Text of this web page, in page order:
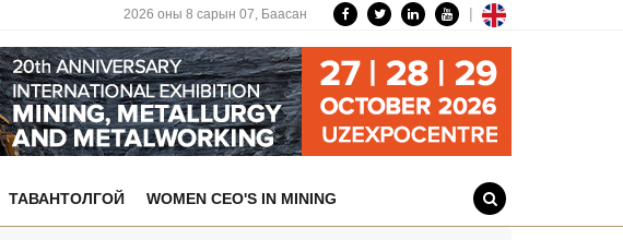
2026 оны 8 сарын 07, Баасан |
ТАВАНТОЛГОЙ WOMEN CEO'S IN MINING